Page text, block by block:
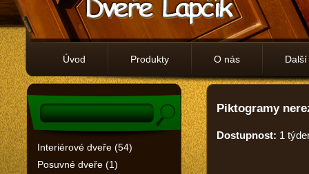
Úvod Produkty O nás
Interiérové dveře (54)
Posuvné dveře (1)
Piktogramy
Dostupnost: 1